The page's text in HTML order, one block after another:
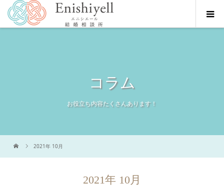
コラム
お役立ち内容たくさんあります！
2021年 10月
2021年 10月